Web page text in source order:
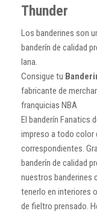
Thunder
Los banderines son
banderín de calidad
lana.
Consigue tu
fabricante de
franquicias NBA
El banderín Fanatics
impreso a todo color
correspondientes.
banderín de calidad
nuestros banderines
tenerlo en interiores
de fieltro prensado.